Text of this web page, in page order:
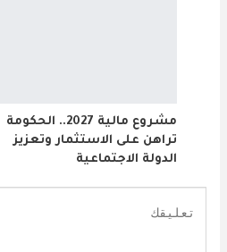
مشروع مالية 2027.. الحكومة
تراهن على الاستثمار وتعزيز
الدولة الاجتماعية